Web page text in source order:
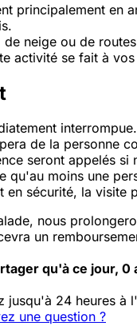
principalement en
neige ou de
activité se fait à
interrompue.
de la personne
seront appelés si
qu'au moins une
en sécurité, la visite
nous
un
qu'à ce jour,
jusqu'à 24 heures à
une question ?